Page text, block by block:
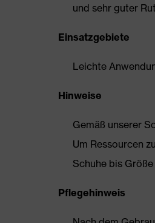
und sehr guter
Einsatzgebiete
Leichte
Hinweise
Gemäß unserer
Um Ressourcen
Schuhe bis
Pflegehinweis